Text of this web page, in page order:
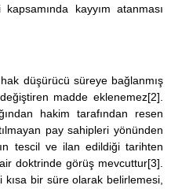
kayyım atanması
düşürücü süreye bağlanmış
madde eklenemez[2].
hakim tarafından resen
pay sahipleri yönünden
tescil ve ilan edildiği tarihten
doktrinde görüş mevcuttur[3].
bir süre olarak belirlemesi,